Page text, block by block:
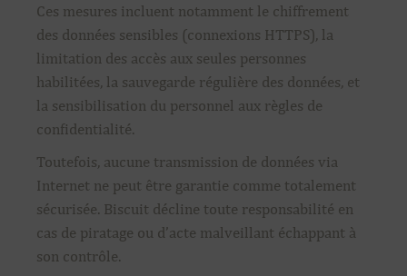
Ces mesures incluent notamment le chiffrement
des données sensibles (connexions HTTPS), la
limitation des accès aux seules personnes
habilitées, la sauvegarde régulière des données, et
la sensibilisation du personnel aux règles de
confidentialité.
Toutefois, aucune transmission de données via
Internet ne peut être garantie comme totalement
sécurisée. Biscuit décline toute responsabilité en
cas de piratage ou d’acte malveillant échappant à
son contrôle.